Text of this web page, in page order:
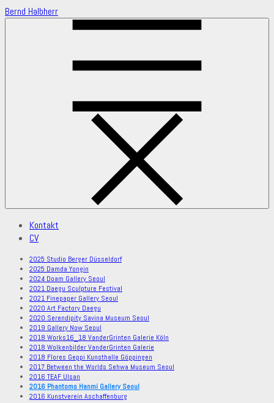
Skip
to
Bernd Halbherr
Kontakt
CV
2025 Studio Berger Düsseldorf
2025 Damda Yongin
2024 Doam Gallery Seoul
2021 Daegu Sculpture Festival
2021 Finepaper Gallery Seoul
2020 Art Factory Daegu
2020 Serendipity Savina Museum Seoul
2019 Gallery Now Seoul
2018 Works16_18 VanderGrinten Galerie Köln
2018 Wolkenbilder VanderGrinten Galerie
2018 Flores Geppi Kunsthalle Göppingen
2017 Between the Worlds Sehwa Museum Seoul
2016 TEAF Ulsan
2016 Phantoms Hanmi Gallery Seoul
2016 Kunstverein Aschaffenburg